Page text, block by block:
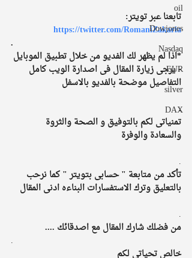
oil
Dowjones
Nasdaq
EUR
silver
DAX
تابعنا عبر تويتر:
https://twitter.com/RomaniZakaria
.
*اذا لم يظهر لك الفديو من خلال تطبيق الموبايل
- يرجى زيارة المقال فى اصدارة الويب كامل
التفاصيل موضحة بالفديو بالاسفل
.
تمنياتى لكم بالتوفيق و الصحة والثروة
والسعادة والوفرة
.
تأكد من متابعة " حسابى بتويتر " كما نرحب
بالتعليق وترك الاستفسارات البناءه ادنى المقال
.
من فضلك شارك المقال مع اصدقائك ....
.
خالص تحياتى لكم